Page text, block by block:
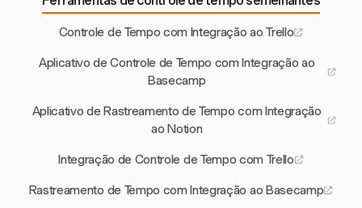
Controle de Tempo com Integração ao Trello
Aplicativo de Controle de Tempo com Integração ao
Basecamp
Aplicativo de Rastreamento de Tempo com Integração
ao Notion
Integração de Controle de Tempo com Trello
Rastreamento de Tempo com Integração ao Basecamp